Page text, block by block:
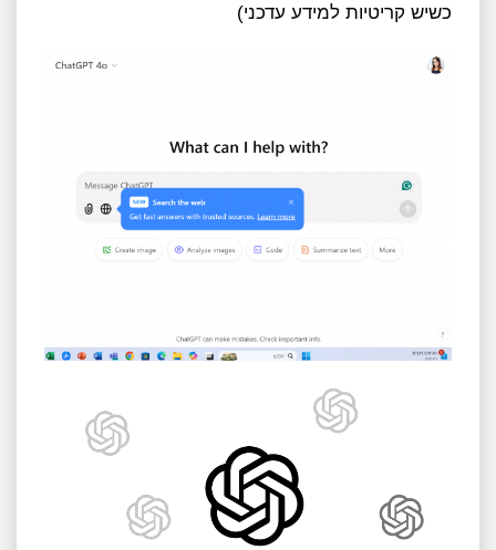
כשיש קריטיות למידע עדכני)